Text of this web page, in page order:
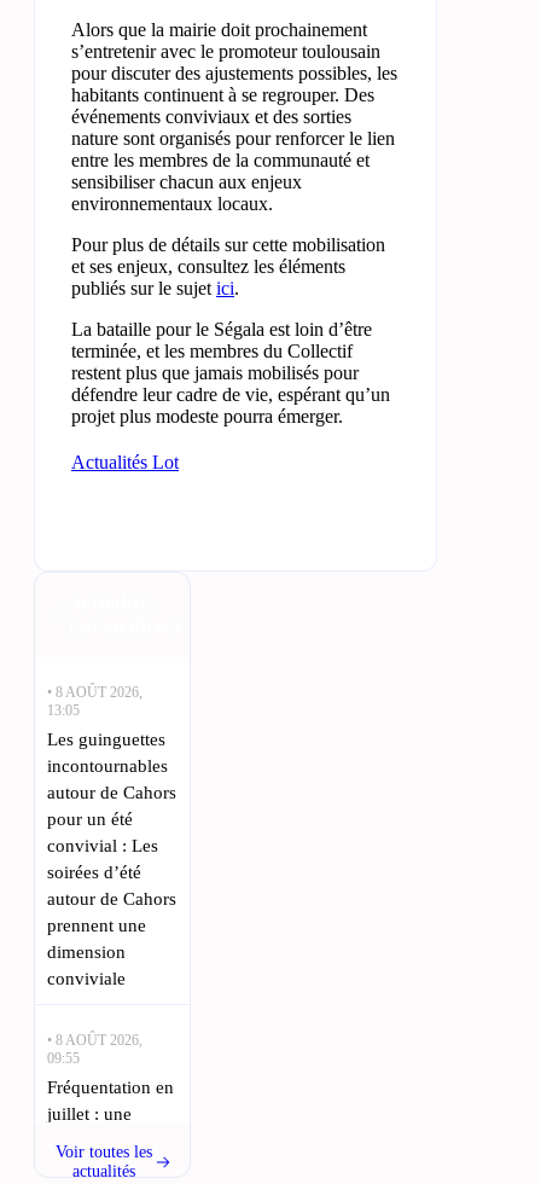
Alors que la mairie doit prochainement
s’entretenir avec le promoteur toulousain
pour discuter des ajustements possibles, les
habitants continuent à se regrouper. Des
événements conviviaux et des sorties
nature sont organisés pour renforcer le lien
entre les membres de la communauté et
sensibiliser chacun aux enjeux
environnementaux locaux.
Pour plus de détails sur cette mobilisation
et ses enjeux, consultez les éléments
publiés sur le sujet ici.
La bataille pour le Ségala est loin d’être
terminée, et les membres du Collectif
restent plus que jamais mobilisés pour
défendre leur cadre de vie, espérant qu’un
projet plus modeste pourra émerger.
Actualités Lot
• 8 AOÛT 2026,
13:05
Les guinguettes
incontournables
autour de Cahors
pour un été
convivial : Les
soirées d’été
autour de Cahors
prennent une
dimension
conviviale
• 8 AOÛT 2026,
09:55
Fréquentation en
juillet : une
dans le Lot par
Voir toutes les
actualités